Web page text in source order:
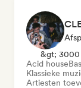
&gt; 3000
Acid house
Klassieke
Artiesten